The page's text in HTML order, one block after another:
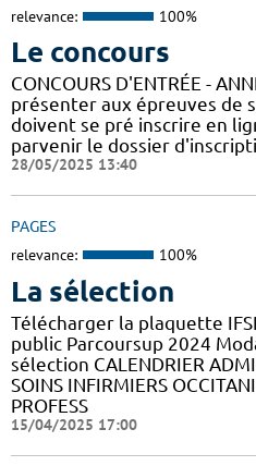
relevance: 100%
Le concours
CONCOURS D'ENTRÉE -
présenter aux épreuves de
doivent se pré inscrire en
parvenir le dossier
28/05/2025 13:40
PAGES
relevance: 100%
La sélection
Télécharger la plaquette
public Parcoursup 2024
sélection CALENDRIER
SOINS INFIRMIERS
PROFESS
15/04/2025 17:00